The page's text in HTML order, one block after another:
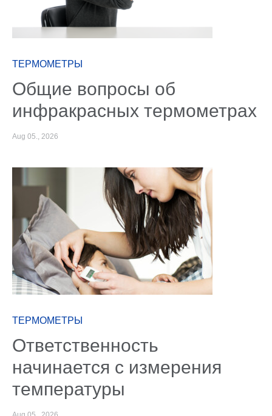
ТЕРМОМЕТРЫ
Общие вопросы об
инфракрасных термометрах
Aug 05., 2026
ТЕРМОМЕТРЫ
Ответственность
начинается с измерения
температуры